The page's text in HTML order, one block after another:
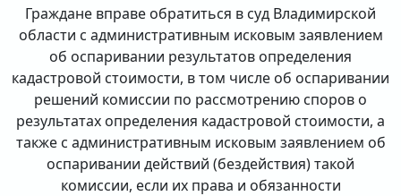
Граждане вправе обратиться в суд Владимирской
области с административным исковым заявлением
об оспаривании результатов определения
кадастровой стоимости, в том числе об оспаривании
решений комиссии по рассмотрению споров о
результатах определения кадастровой стоимости, а
также с административным исковым заявлением об
оспаривании действий (бездействия) такой
комиссии, если их права и обязанности